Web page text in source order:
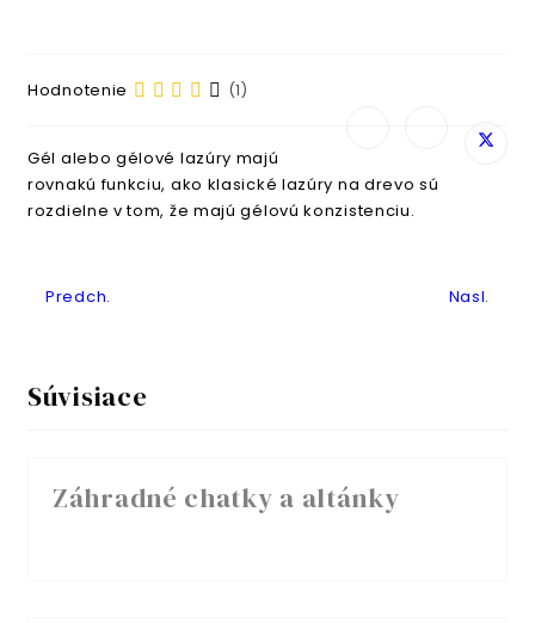
Hodnotenie (1)
Gél alebo gélové lazúry majú
rovnakú funkciu, ako klasické lazúry na drevo sú
rozdielne v tom, že majú gélovú konzistenciu.
Predchádzajúci článok: Beľ
Predch. Nasl.
Súvisiace
Záhradné chatky a altánky